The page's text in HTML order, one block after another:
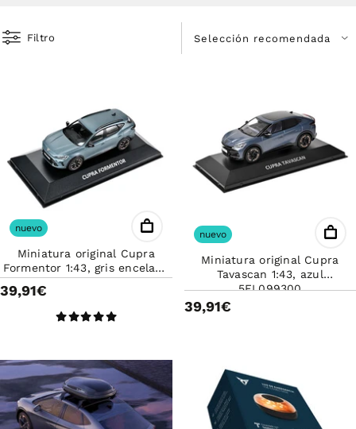
Filtro
Miniatura original Cupra
Formentor 1:43, gris encelade
5FF099300
39,91€
nuevo
Miniatura original Cupra
Tavascan 1:43, azul
5FL099300
39,91€
nuevo